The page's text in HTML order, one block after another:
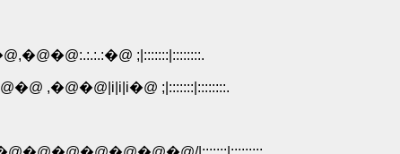
;|:::::::|::::::::.
,�@�@|i|i|i�@ ;|:::::::|::::::::.